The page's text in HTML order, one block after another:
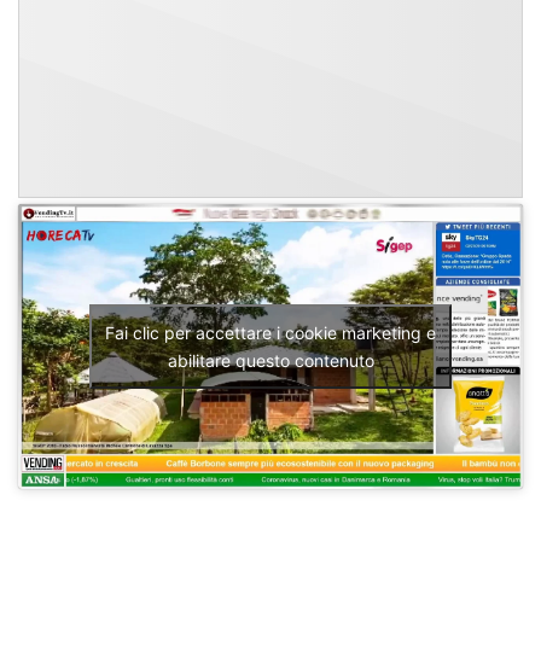
Fai clic per accettare i cookie marketing e
abilitare questo contenuto